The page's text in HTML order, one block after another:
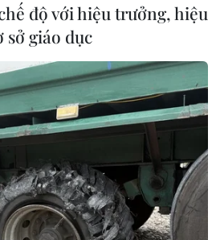
độ với hiệu trưởng, hiệu
sở giáo dục